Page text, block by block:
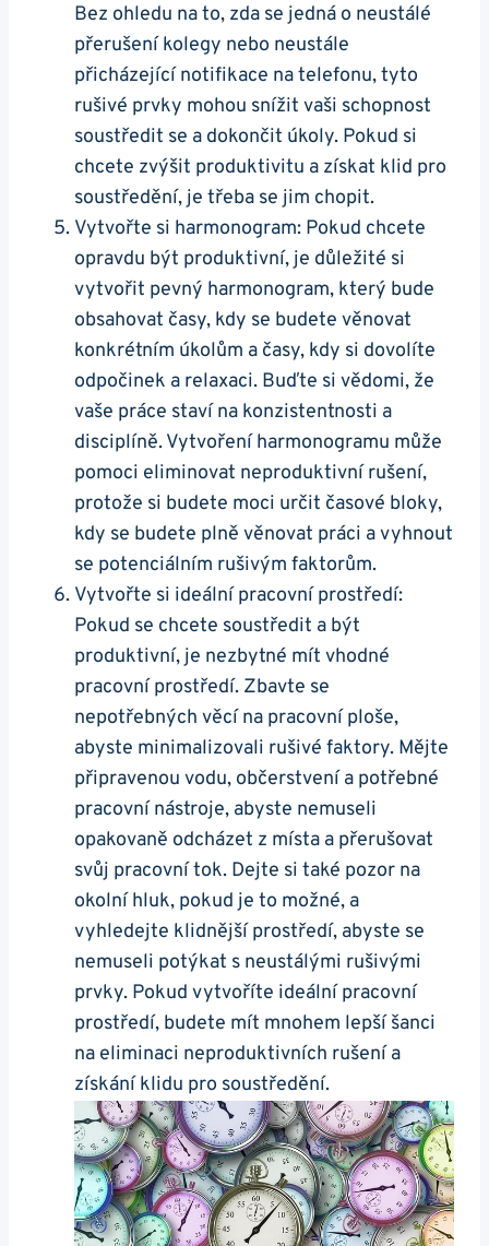
Bez ohledu na to, zda se jedná o neustálé
přerušení kolegy nebo neustále
přicházející notifikace na telefonu, tyto
rušivé prvky mohou snížit vaši schopnost
soustředit se a dokončit úkoly. Pokud si
chcete zvýšit produktivitu a získat klid pro
soustředění, je třeba se jim chopit.
Vytvořte si harmonogram: Pokud chcete
opravdu být produktivní, je důležité si
vytvořit pevný harmonogram, který bude
obsahovat časy, kdy se budete věnovat
konkrétním úkolům a časy, kdy si dovolíte
odpočinek a relaxaci. Buďte si vědomi, že
vaše práce staví na konzistentnosti a
disciplíně. Vytvoření harmonogramu může
pomoci eliminovat neproduktivní rušení,
protože si budete moci určit časové bloky,
kdy se budete plně věnovat práci a vyhnout
se potenciálním rušivým faktorům.
Vytvořte si ideální pracovní prostředí:
Pokud se chcete soustředit a být
produktivní, je nezbytné mít vhodné
pracovní prostředí. Zbavte se
nepotřebných věcí na pracovní ploše,
abyste minimalizovali rušivé faktory. Mějte
připravenou vodu, občerstvení a potřebné
pracovní nástroje, abyste nemuseli
opakovaně odcházet z místa a přerušovat
svůj pracovní tok. Dejte si také pozor na
okolní hluk, pokud je to možné, a
vyhledejte klidnější prostředí, abyste se
nemuseli potýkat s neustálými rušivými
prvky. Pokud vytvoříte ideální pracovní
prostředí, budete mít mnohem lepší šanci
na eliminaci neproduktivních rušení a
získání klidu pro soustředění.